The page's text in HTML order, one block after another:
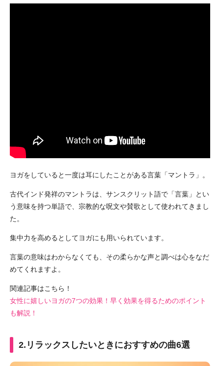
ヨガをしていると一度は耳にしたことがある言葉「マントラ」。
古代インド発祥のマントラは、サンスクリット語で「言葉」とい
う意味を持つ単語で、宗教的な呪文や賛歌として使われてきまし
た。
集中力を高めるとしてヨガにも用いられています。
言葉の意味はわからなくても、その柔らかな声と調べは心をなだ
めてくれますよ。
関連記事はこちら！
女性に嬉しいヨガの7つの効果！早く効果を得るためのポイント
も解説！
2.リラックスしたいときにおすすめの曲6選